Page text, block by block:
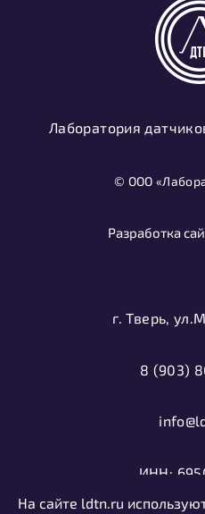
Лаборатория
© ООО
Разработка
г. Тверь,
8 (903)
ИНН:
ОГРН:
На сайте ldtn.ru